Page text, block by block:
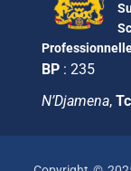
BP: 235
N’Djamena,